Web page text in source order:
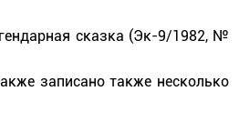
сказка (Эк-9/1982, №
записано также несколько